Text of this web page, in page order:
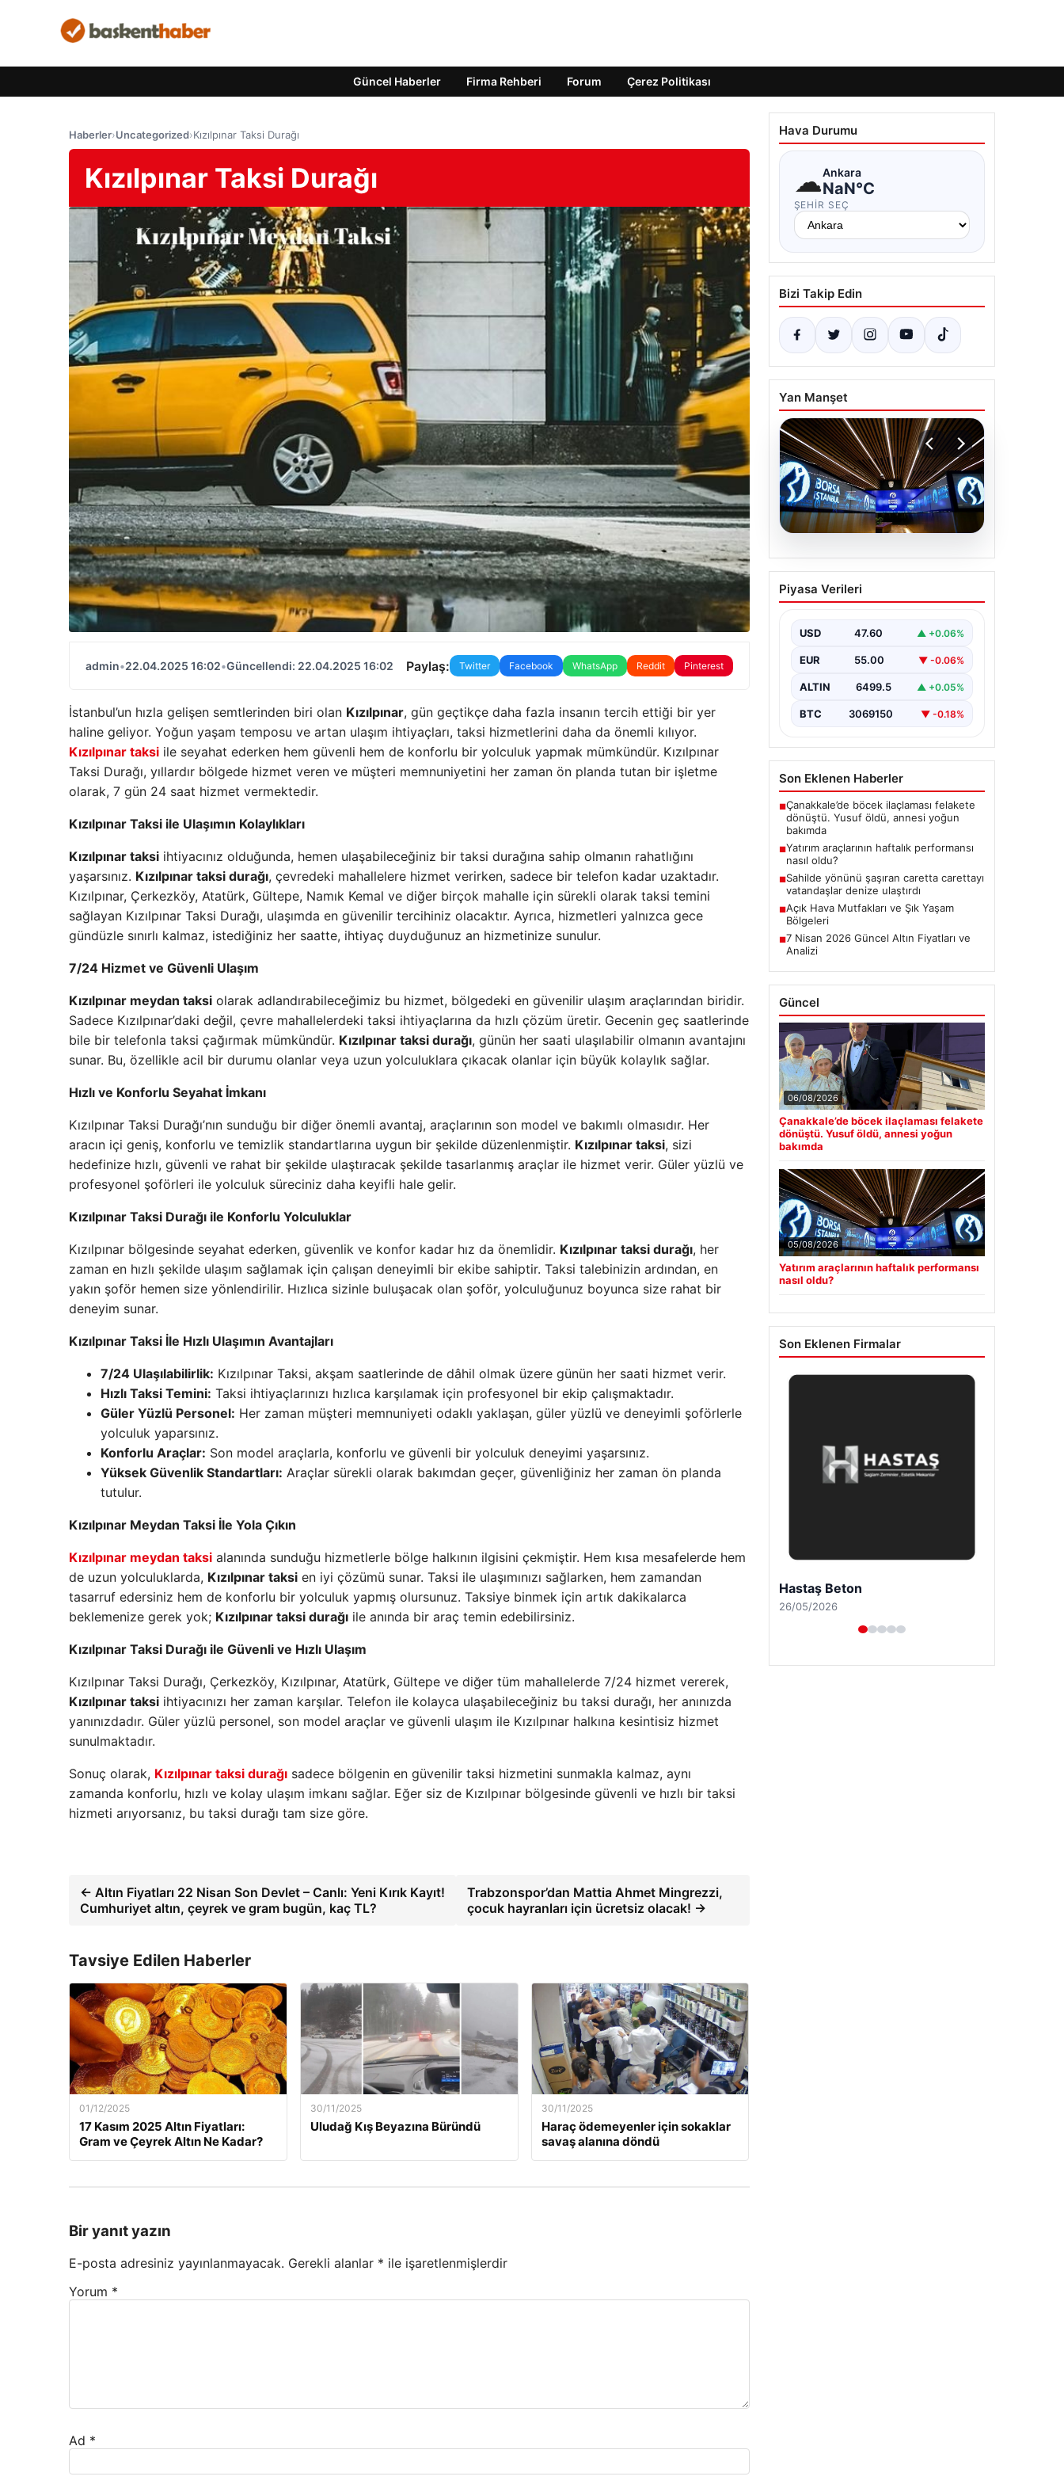
Güncel Haberler Firma Rehberi Forum Çerez Politikası
Haberler›Uncategorized›Kızılpınar Taksi Durağı
Kızılpınar Taksi Durağı
admin•22.04.2025 16:02•Güncellendi: 22.04.2025 16:02 Paylaş: Twitter Facebook WhatsApp Reddit Pinterest
İstanbul’un hızla gelişen semtlerinden biri olan Kızılpınar, gün geçtikçe daha fazla insanın tercih ettiği bir yer
haline geliyor. Yoğun yaşam temposu ve artan ulaşım ihtiyaçları, taksi hizmetlerini daha da önemli kılıyor.
Kızılpınar taksi ile seyahat ederken hem güvenli hem de konforlu bir yolculuk yapmak mümkündür. Kızılpınar
Taksi Durağı, yıllardır bölgede hizmet veren ve müşteri memnuniyetini her zaman ön planda tutan bir işletme
olarak, 7 gün 24 saat hizmet vermektedir.
Kızılpınar Taksi ile Ulaşımın Kolaylıkları
Kızılpınar taksi ihtiyacınız olduğunda, hemen ulaşabileceğiniz bir taksi durağına sahip olmanın rahatlığını
yaşarsınız. Kızılpınar taksi durağı, çevredeki mahallelere hizmet verirken, sadece bir telefon kadar uzaktadır.
Kızılpınar, Çerkezköy, Atatürk, Gültepe, Namık Kemal ve diğer birçok mahalle için sürekli olarak taksi temini
sağlayan Kızılpınar Taksi Durağı, ulaşımda en güvenilir tercihiniz olacaktır. Ayrıca, hizmetleri yalnızca gece
gündüzle sınırlı kalmaz, istediğiniz her saatte, ihtiyaç duyduğunuz an hizmetinize sunulur.
7/24 Hizmet ve Güvenli Ulaşım
Kızılpınar meydan taksi olarak adlandırabileceğimiz bu hizmet, bölgedeki en güvenilir ulaşım araçlarından biridir.
Sadece Kızılpınar’daki değil, çevre mahallelerdeki taksi ihtiyaçlarına da hızlı çözüm üretir. Gecenin geç saatlerinde
bile bir telefonla taksi çağırmak mümkündür. Kızılpınar taksi durağı, günün her saati ulaşılabilir olmanın avantajını
sunar. Bu, özellikle acil bir durumu olanlar veya uzun yolculuklara çıkacak olanlar için büyük kolaylık sağlar.
Hızlı ve Konforlu Seyahat İmkanı
Kızılpınar Taksi Durağı’nın sunduğu bir diğer önemli avantaj, araçlarının son model ve bakımlı olmasıdır. Her
aracın içi geniş, konforlu ve temizlik standartlarına uygun bir şekilde düzenlenmiştir. Kızılpınar taksi, sizi
hedefinize hızlı, güvenli ve rahat bir şekilde ulaştıracak şekilde tasarlanmış araçlar ile hizmet verir. Güler yüzlü ve
profesyonel şoförleri ile yolculuk süreciniz daha keyifli hale gelir.
Kızılpınar Taksi Durağı ile Konforlu Yolculuklar
Kızılpınar bölgesinde seyahat ederken, güvenlik ve konfor kadar hız da önemlidir. Kızılpınar taksi durağı, her
zaman en hızlı şekilde ulaşım sağlamak için çalışan deneyimli bir ekibe sahiptir. Taksi talebinizin ardından, en
yakın şoför hemen size yönlendirilir. Hızlıca sizinle buluşacak olan şoför, yolculuğunuz boyunca size rahat bir
deneyim sunar.
Kızılpınar Taksi İle Hızlı Ulaşımın Avantajları
7/24 Ulaşılabilirlik: Kızılpınar Taksi, akşam saatlerinde de dâhil olmak üzere günün her saati hizmet verir.
Hızlı Taksi Temini: Taksi ihtiyaçlarınızı hızlıca karşılamak için profesyonel bir ekip çalışmaktadır.
Güler Yüzlü Personel: Her zaman müşteri memnuniyeti odaklı yaklaşan, güler yüzlü ve deneyimli şoförlerle
yolculuk yaparsınız.
Konforlu Araçlar: Son model araçlarla, konforlu ve güvenli bir yolculuk deneyimi yaşarsınız.
Yüksek Güvenlik Standartları: Araçlar sürekli olarak bakımdan geçer, güvenliğiniz her zaman ön planda
tutulur.
Kızılpınar Meydan Taksi İle Yola Çıkın
Kızılpınar meydan taksi alanında sunduğu hizmetlerle bölge halkının ilgisini çekmiştir. Hem kısa mesafelerde hem
de uzun yolculuklarda, Kızılpınar taksi en iyi çözümü sunar. Taksi ile ulaşımınızı sağlarken, hem zamandan
tasarruf edersiniz hem de konforlu bir yolculuk yapmış olursunuz. Taksiye binmek için artık dakikalarca
beklemenize gerek yok; Kızılpınar taksi durağı ile anında bir araç temin edebilirsiniz.
Kızılpınar Taksi Durağı ile Güvenli ve Hızlı Ulaşım
Kızılpınar Taksi Durağı, Çerkezköy, Kızılpınar, Atatürk, Gültepe ve diğer tüm mahallelerde 7/24 hizmet vererek,
Kızılpınar taksi ihtiyacınızı her zaman karşılar. Telefon ile kolayca ulaşabileceğiniz bu taksi durağı, her anınızda
yanınızdadır. Güler yüzlü personel, son model araçlar ve güvenli ulaşım ile Kızılpınar halkına kesintisiz hizmet
sunulmaktadır.
Sonuç olarak, Kızılpınar taksi durağı sadece bölgenin en güvenilir taksi hizmetini sunmakla kalmaz, aynı
zamanda konforlu, hızlı ve kolay ulaşım imkanı sağlar. Eğer siz de Kızılpınar bölgesinde güvenli ve hızlı bir taksi
hizmeti arıyorsanız, bu taksi durağı tam size göre.
← Altın Fiyatları 22 Nisan Son Devlet – Canlı: Yeni Kırık Kayıt!
Cumhuriyet altın, çeyrek ve gram bugün, kaç TL?
Trabzonspor’dan Mattia Ahmet Mingrezzi,
çocuk hayranları için ücretsiz olacak! →
Tavsiye Edilen Haberler
01/12/2025
17 Kasım 2025 Altın Fiyatları:
Gram ve Çeyrek Altın Ne Kadar?
30/11/2025
Uludağ Kış Beyazına Büründü
30/11/2025
Haraç ödemeyenler için sokaklar
savaş alanına döndü
Bir yanıt yazın
E-posta adresiniz yayınlanmayacak. Gerekli alanlar * ile işaretlenmişlerdir
Yorum *
Ad *
Hava Durumu
☁Ankara
NaN°C
ŞEHIR SEÇ
Bizi Takip Edin
Yan Manşet
05.08.2026
Yatırım araçlarının
haftalık performansı
Piyasa Verileri
USD 47.60 ▲ +0.06%
EUR 55.00 ▼ -0.06%
ALTIN 6499.5 ▲ +0.05%
BTC 3069150 ▼ -0.18%
Son Eklenen Haberler
■Çanakkale’de böcek ilaçlaması felakete
dönüştü. Yusuf öldü, annesi yoğun
bakımda
■Yatırım araçlarının haftalık performansı
nasıl oldu?
■Sahilde yönünü şaşıran caretta carettayı
vatandaşlar denize ulaştırdı
■Açık Hava Mutfakları ve Şık Yaşam
Bölgeleri
■7 Nisan 2026 Güncel Altın Fiyatları ve
Analizi
Güncel
06/08/2026
Çanakkale’de böcek ilaçlaması felakete
dönüştü. Yusuf öldü, annesi yoğun
bakımda
05/08/2026
Yatırım araçlarının haftalık performansı
nasıl oldu?
Son Eklenen Firmalar
Prenses Night Club
29/04/2026